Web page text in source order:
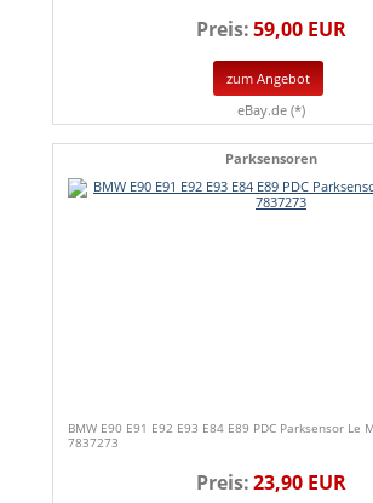
Preis:59,00 EUR
zum Angebot
eBay.de (*)
Parksensoren
BMW E90 E91 E92 E93 E84 E89 PDC Parksensor Le
7837273
Preis:23,90 EUR